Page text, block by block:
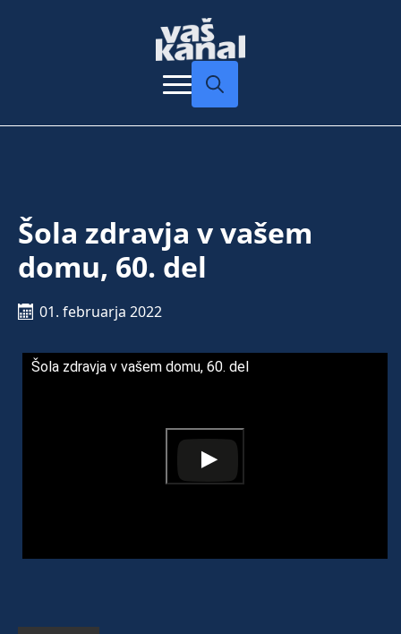
Šola zdravja v vašem
domu, 60. del
01. februarja 2022
Šola zdravja v vašem domu, 60. del